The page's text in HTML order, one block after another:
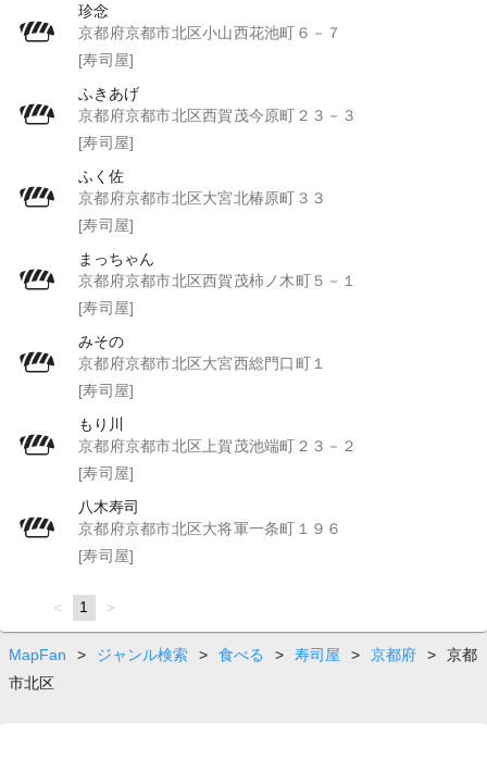
珍念
京都府京都市北区小山西花池町６－７
[寿司屋]
ふきあげ
京都府京都市北区西賀茂今原町２３－３
[寿司屋]
ふく佐
京都府京都市北区大宮北椿原町３３
[寿司屋]
まっちゃん
京都府京都市北区西賀茂柿ノ木町５－１
[寿司屋]
みその
京都府京都市北区大宮西総門口町１
[寿司屋]
もり川
京都府京都市北区上賀茂池端町２３－２
[寿司屋]
八木寿司
京都府京都市北区大将軍一条町１９６
[寿司屋]
page
You're
on
page
1 page
MapFan > ジャンル検索 > 食べる > 寿司屋 > 京都府 >
京都
市北区